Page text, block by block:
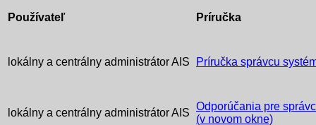
Používateľ Príručka
lokálny a centrálny administrátor AIS Príručka správcu
lokálny a centrálny administrátor AIS
Odporúčania pre
(v novom okne)